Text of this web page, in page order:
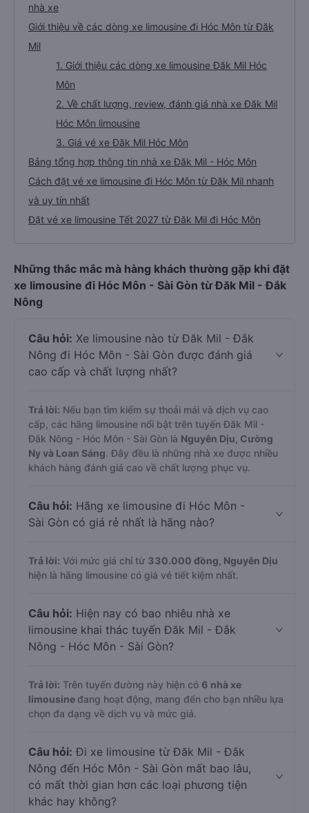
nhà xe
Giới thiệu về các dòng xe limousine đi Hóc Môn từ Đăk
Mil
1. Giới thiệu các dòng xe limousine Đăk Mil Hóc
Môn
2. Về chất lượng, review, đánh giá nhà xe Đăk Mil
Hóc Môn limousine
3. Giá vé xe Đăk Mil Hóc Môn
Bảng tổng hợp thông tin nhà xe Đăk Mil - Hóc Môn
Cách đặt vé xe limousine đi Hóc Môn từ Đăk Mil nhanh
và uy tín nhất
Đặt vé xe limousine Tết 2027 từ Đăk Mil đi Hóc Môn
Những thắc mắc mà hàng khách thường gặp khi đặt
xe limousine đi Hóc Môn - Sài Gòn từ Đăk Mil - Đắk
Nông
Câu hỏi: Xe limousine nào từ Đăk Mil - Đắk
Nông đi Hóc Môn - Sài Gòn được đánh giá
cao cấp và chất lượng nhất?
Trả lời: Nếu bạn tìm kiếm sự thoải mái và dịch vụ cao
cấp, các hãng limousine nổi bật trên tuyến Đăk Mil -
Đắk Nông - Hóc Môn - Sài Gòn là Nguyên Dịu, Cường
Ny và Loan Sáng. Đây đều là những nhà xe được nhiều
khách hàng đánh giá cao về chất lượng phục vụ.
Câu hỏi: Hãng xe limousine đi Hóc Môn -
Sài Gòn có giá rẻ nhất là hãng nào?
Trả lời: Với mức giá chỉ từ 330.000 đồng, Nguyên Dịu
hiện là hãng limousine có giá vé tiết kiệm nhất.
Câu hỏi: Hiện nay có bao nhiêu nhà xe
limousine khai thác tuyến Đăk Mil - Đắk
Nông - Hóc Môn - Sài Gòn?
Trả lời: Trên tuyến đường này hiện có 6 nhà xe
limousine đang hoạt động, mang đến cho bạn nhiều lựa
chọn đa dạng về dịch vụ và mức giá.
Câu hỏi: Đi xe limousine từ Đăk Mil - Đắk
Nông đến Hóc Môn - Sài Gòn mất bao lâu,
có mất thời gian hơn các loại phương tiện
khác hay không?